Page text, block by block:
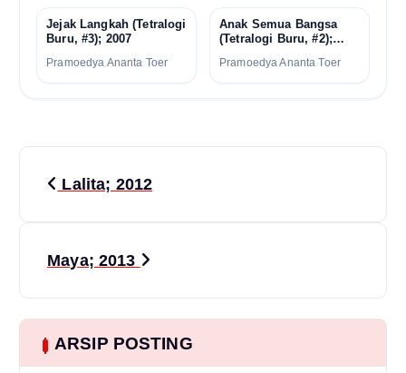
Jejak Langkah (Tetralogi
Buru, #3); 2007
Pramoedya Ananta Toer
Anak Semua Bangsa
(Tetralogi Buru, #2);
Pramoedya Ananta Toer
Lalita; 2012
Maya; 2013
ARSIP POSTING